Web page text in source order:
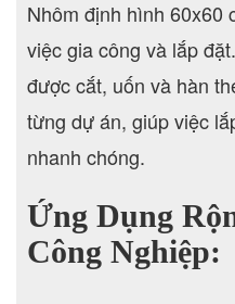
Nhôm định hình 60x60
việc gia công và lắp
được cắt, uốn và hàn
từng dự án, giúp việc
nhanh chóng.
Ứng Dụng
Công Nghiệp: